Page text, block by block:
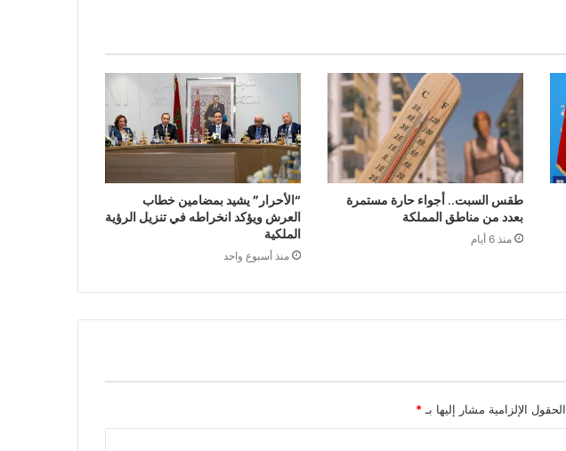
طقس السبت.. أجواء حارة مستمرة
بعدد من مناطق المملكة
منذ 6 أيام
“الأحرار” يشيد بمضامين خطاب
العرش ويؤكد انخراطه في تنزيل الرؤية
الملكية
منذ أسبوع واحد
الحقول الإلزامية مشار إليها بـ *